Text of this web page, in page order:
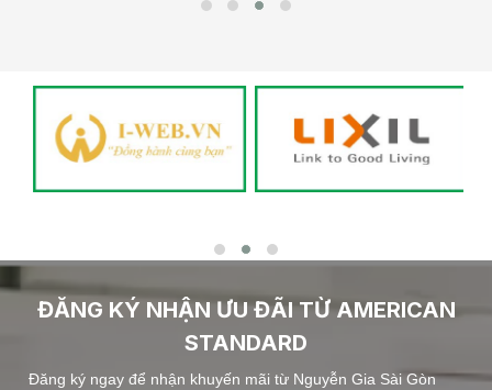
ĐĂNG KÝ NHẬN ƯU ĐÃI TỪ AMERICAN
STANDARD
Đăng ký ngay để nhận khuyến mãi từ Nguyễn Gia Sài Gòn